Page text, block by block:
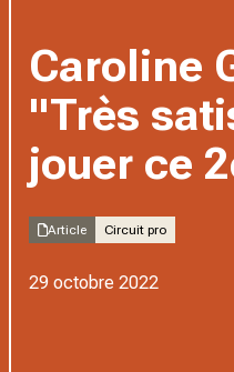
Caroline
"Très
jouer ce
Article Circuit pro
29 octobre 2022